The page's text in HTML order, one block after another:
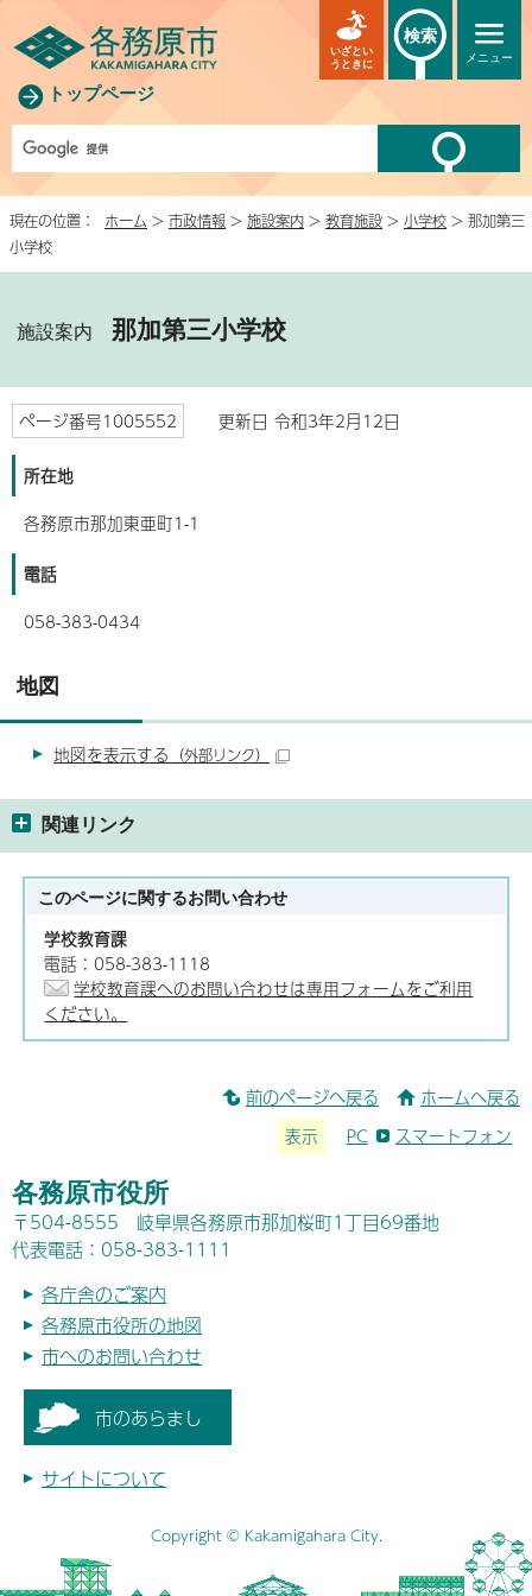
トップページ
メニュー
いざとい
うときに
検索
現在の位置： ホーム > 市政情報 > 施設案内 > 教育施設 > 小学校 > 那加第三
小学校
施設案内 那加第三小学校
ページ番号1005552 更新日 令和3年2月12日
所在地
各務原市那加東亜町1-1
電話
058-383-0434
地図
地図を表示する （外部リンク）
関連リンク
このページに関するお問い合わせ
学校教育課
電話：058-383-1118
学校教育課へのお問い合わせは専用フォームをご利用
ください。
前のページへ戻る ホームへ戻る
表示 PC スマートフォン
各務原市役所
〒504-8555 岐阜県各務原市那加桜町1丁目69番地
代表電話：058-383-1111
各庁舎のご案内
各務原市役所の地図
市へのお問い合わせ
市のあらまし
サイトについて
Copyright © Kakamigahara City.